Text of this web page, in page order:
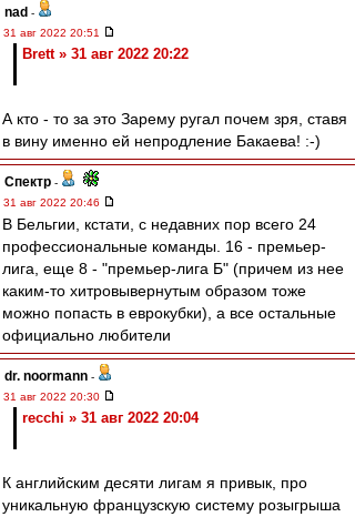
nad -
31 авг 2022 20:51
Brett » 31 авг 2022 20:22
А кто - то за это Зарему ругал почем зря, ставя
в вину именно ей непродление Бакаева! :-)
Спектр -
31 авг 2022 20:46
В Бельгии, кстати, с недавних пор всего 24
профессиональные команды. 16 - премьер-
лига, еще 8 - "премьер-лига Б" (причем из нее
каким-то хитровывернутым образом тоже
можно попасть в еврокубки), а все остальные
официально любители
dr. noormann -
31 авг 2022 20:30
recchi » 31 авг 2022 20:04
К английским десяти лигам я привык, про
уникальную французскую систему розыгрыша